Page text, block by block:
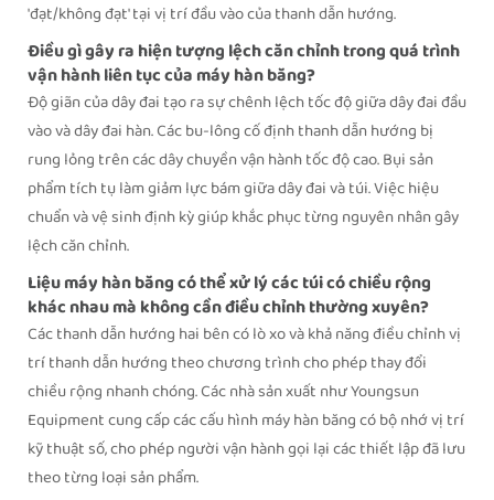
'đạt/không đạt' tại vị trí đầu vào của thanh dẫn hướng.
Điều gì gây ra hiện tượng lệch căn chỉnh trong quá trình
vận hành liên tục của máy hàn băng?
Độ giãn của dây đai tạo ra sự chênh lệch tốc độ giữa dây đai đầu
vào và dây đai hàn. Các bu-lông cố định thanh dẫn hướng bị
rung lỏng trên các dây chuyền vận hành tốc độ cao. Bụi sản
phẩm tích tụ làm giảm lực bám giữa dây đai và túi. Việc hiệu
chuẩn và vệ sinh định kỳ giúp khắc phục từng nguyên nhân gây
lệch căn chỉnh.
Liệu máy hàn băng có thể xử lý các túi có chiều rộng
khác nhau mà không cần điều chỉnh thường xuyên?
Các thanh dẫn hướng hai bên có lò xo và khả năng điều chỉnh vị
trí thanh dẫn hướng theo chương trình cho phép thay đổi
chiều rộng nhanh chóng. Các nhà sản xuất như Youngsun
Equipment cung cấp các cấu hình máy hàn băng có bộ nhớ vị trí
kỹ thuật số, cho phép người vận hành gọi lại các thiết lập đã lưu
theo từng loại sản phẩm.